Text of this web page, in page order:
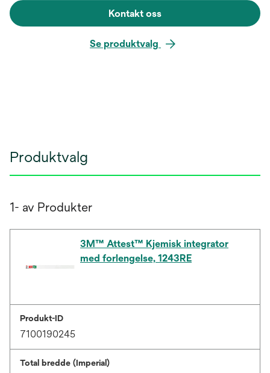
Kontakt oss
Se produktvalg
Produktvalg
1- av Produkter
3M™ Attest™ Kjemisk integrator
med forlengelse, 1243RE
Produkt-ID
7100190245
Total bredde (Imperial)